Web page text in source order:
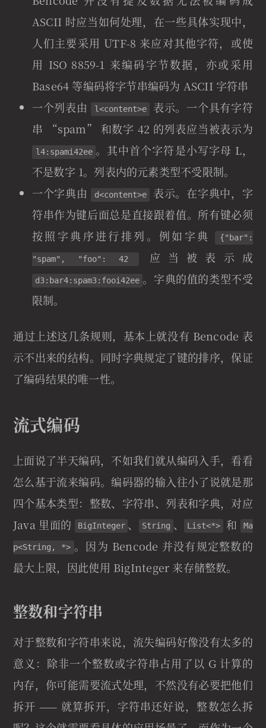
ASCII 时应当如何处理，在一些具体实现中，
人们主要采用 UTF-8 来应对其他字符，或使
用 ISO 8859-1 来编码字节数据，亦或采用
Base64 等编码将字节串编码为 ASCII 字符串
一个列表由
l<content>e
表示。一个具有字符
串 “spam” 和数字 42 的列表应当被表示为
l4:spami42ee 。其中首个字符是小写字母 L，
不是数字 1。列表内的元素类型不受限制。
一个字典由
d<content>e
表示。在字典中，字
符串作为键后面总是直接跟着值。所有键必须
按照字典序进行排列。例如字典
{"bar":
"spam", "foo": 42 应当被表示成
d3:bar4:spam3:fooi42ee 。字典的值的类型不受
限制。
通过上述这几条规则，基本上就没有 Bencode 表
示不出来的结构。同时字典规定了键的排序，保证
了编码结果的唯一性。
流式编码
上面说了半天编码，不如我们就从编码入手，看看
怎么基于流来编码。编码器的输入往小了说就是那
四个基本类型：整数、字符串、列表和字典，对应
Java 里面的
BigInteger 、 String 、 List<*> 和 Ma
p<String, *> 。因为 Bencode 并没有规定整数的
最大上限，因此使用 BigInteger 来存储整数。
整数和字符串
对于整数和字符串来说，流失编码好像没有太多的
意义：除非一个整数或字符串占用了以 G 计算的
内存，你可能需要流式处理，不然没有必要把他们
拆开 —— 就算拆开，字符串还好说，整数怎么拆